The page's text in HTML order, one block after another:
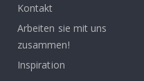
Kontakt
Arbeiten sie mit uns
zusammen!
Inspiration